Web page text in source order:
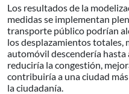
Los resultados de la
medidas se implementan
transporte público podrían
los desplazamientos totales,
automóvil descendería hasta
reduciría la congestión,
contribuiría a una ciudad
la ciudadanía.